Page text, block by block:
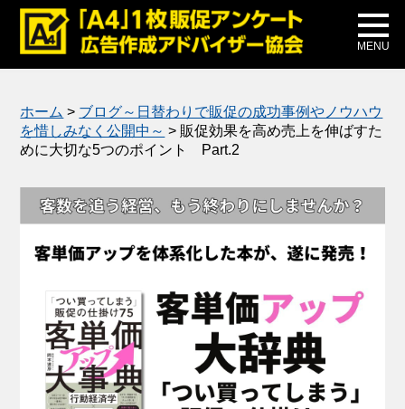
MENU
メディア掲載
公式ブログ
ホーム > ブログ～日替わりで販促の成功事例やノウハウ
を惜しみなく公開中～ > 販促効果を高め売上を伸ばすた
めに大切な5つのポイント Part.2